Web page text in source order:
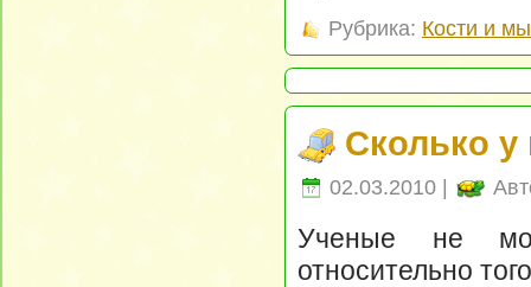
Рубрика: Кости и
Сколько
02.03.2010 |
Ученые не
относительно